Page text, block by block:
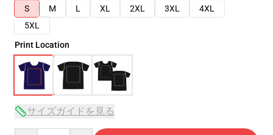
S
M L XL 2XL 3XL
4XL
5XL
Print Location
サイズガイドを見る